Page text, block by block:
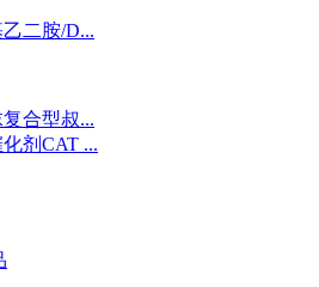
二胺/D...
合型叔...
剂CAT ...